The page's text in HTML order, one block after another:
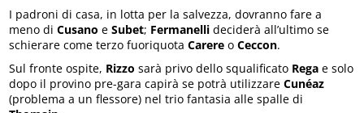
I padroni di casa, in lotta per la salvezza, dovranno fare a
meno diCusano eSubet; Fermanelli deciderà all’ultimo se
schierare come terzo fuoriquotaCarere oCeccon.
Sul fronte ospite, Rizzo sarà privo dello squalificato Rega e solo
dopo il provino pre-gara capirà se potrà utilizzareCunéaz
(problema a un flessore) nel trio fantasia alle spalle di